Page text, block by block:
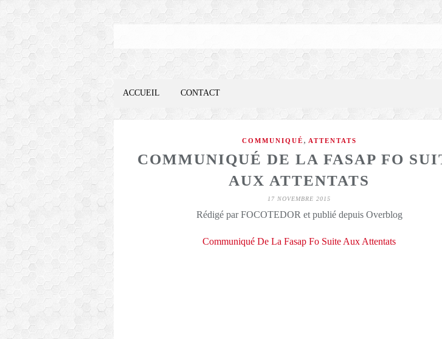
ACCUEIL CONTACT
COMMUNIQUÉ , ATTENTATS
COMMUNIQUÉ DE LA FASAP FO
AUX ATTENTATS
17 NOVEMBRE 2015
Rédigé par FOCOTEDOR et publié depuis Overblog
Communiqué De La Fasap Fo Suite Aux Attentats